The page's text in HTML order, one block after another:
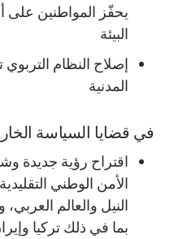
يحفّز المواطنين على
البيئة
إصلاح النظام التربوي
المدنية
في قضايا السياسة
اقتراح رؤية جديدة
الأمن الوطني
النيل والعالم
بما في ذلك تركيا